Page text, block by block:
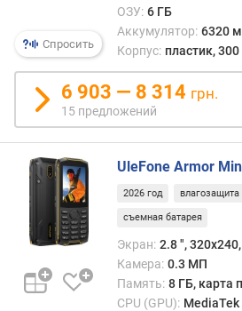
а
(
Г
Г
ц
)
я
е
р
р
о
Спросить
ОЗУ: 6 ГБ
Аккумулятор: 6320
Корпус: пластик,
6 903 — 8 314 грн.
15 предложений
UleFone Armor
2026 год влагозащита
съемная батарея
Экран: 2.8 ",
Камера: 0.3 МП
Память: 8 ГБ, карта
CPU (GPU): MediaTek